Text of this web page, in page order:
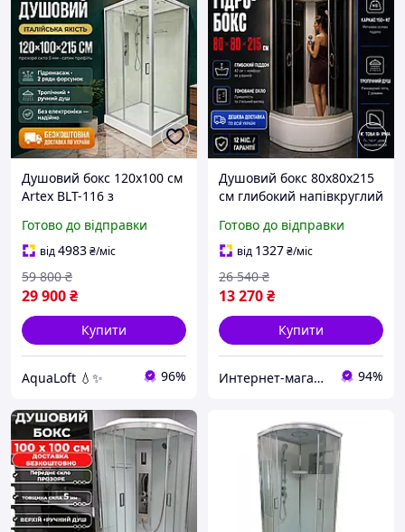
Душовий бокс 120х100 см
Artex BLT-116 з
піддон розсувні двері
прозоре скло 5 мм
Готово до відправки
від4983₴/міс
29 900₴
59 800 ₴
Купити
AquaLoft 💧✨ 96%
Душовий бокс 80х80х215
см глибокий напівкруглий
гідробокс тонований
Готово до відправки
від 1327₴/міс
13 270₴
26 540 ₴
Купити
Интернет-магазин Строй Дом 94%